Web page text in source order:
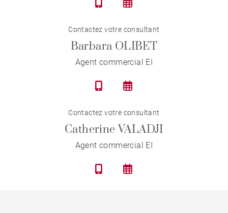
Contactez votre consultant
Barbara OLIBET
Agent commercial EI
Contactez votre consultant
Catherine VALADJI
Agent commercial EI